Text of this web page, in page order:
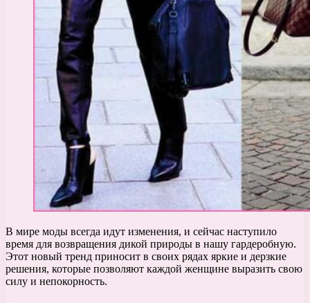
В мире моды всегда идут изменения, и сейчас наступило
время для возвращения дикой природы в нашу гардеробную.
Этот новый тренд приносит в своих рядах яркие и дерзкие
решения, которые позволяют каждой женщине выразить свою
силу и непокорность.